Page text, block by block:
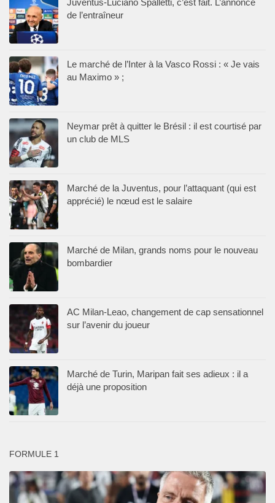
Juventus-Luciano Spalletti, c’est fait. L’annonce
de l’entraîneur
Le marché de l’Inter à la Vasco Rossi : « Je vais
au Maximo » ;
Neymar prêt à quitter le Brésil : il est courtisé par
un club de MLS
Marché de la Juventus, pour l’attaquant (qui est
apprécié) le nœud est le salaire
Marché de Milan, grands noms pour le nouveau
bombardier
AC Milan-Leao, changement de cap sensationnel
sur l’avenir du joueur
Marché de Turin, Maripan fait ses adieux : il a
déjà une proposition
FORMULE 1